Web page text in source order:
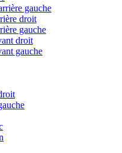
gauche
droit
gauche
droit
gauche